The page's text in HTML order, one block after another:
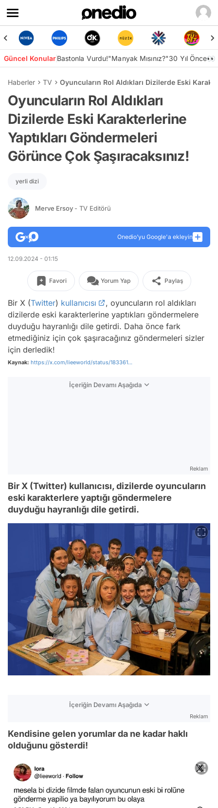
Güncel KonularBastonla Vurdu!"Manyak Mısınız?"30 Yıl Önce👀
Haberler TV Oyuncuların Rol Aldıkları Dizilerde Eski
Oyuncuların Rol Aldıkları
Dizilerde Eski Karakterlerine
Yaptıkları Göndermeleri
Görünce Çok Şaşıracaksınız!
yerli dizi
Merve Ersoy - TV Editörü
Onedio’yu Google'a ekleyin
12.09.2024 - 01:15
Favori Yorum Yap Paylaş
Bir X (Twitter) kullanıcısı
, oyuncuların rol aldıkları
dizilerde eski karakterlerine yaptıkları göndermelere
duyduğu hayranlığı dile getirdi. Daha önce fark
etmediğiniz için çok şaşıracağınız göndermeleri sizler
için derledik!
Kaynak: https://x.com/lieeworld/status/183361...
İçeriğin Devamı Aşağıda
Reklam
Bir X (Twitter) kullanıcısı, dizilerde oyuncuların
eski karakterlere yaptığı göndermelere
duyduğu hayranlığı dile getirdi.
İçeriğin Devamı Aşağıda
Reklam
Kendisine gelen yorumlar da ne kadar haklı
olduğunu gösterdi!